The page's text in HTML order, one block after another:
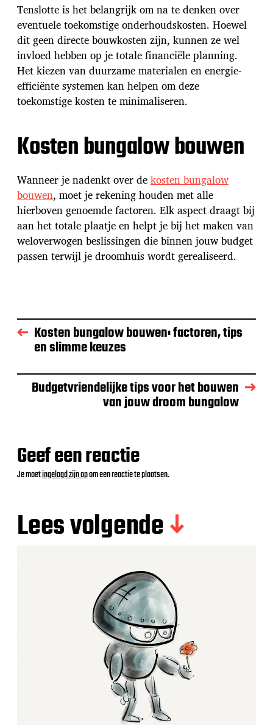
Tenslotte is het belangrijk om na te denken over
eventuele toekomstige onderhoudskosten. Hoewel
dit geen directe bouwkosten zijn, kunnen ze wel
invloed hebben op je totale financiële planning.
Het kiezen van duurzame materialen en energie-
efficiënte systemen kan helpen om deze
toekomstige kosten te minimaliseren.
Kosten bungalow bouwen
Wanneer je nadenkt over dekosten bungalow
bouwen, moet je rekening houden met alle
hierboven genoemde factoren. Elk aspect draagt bij
aan het totale plaatje en helpt je bij het maken van
weloverwogen beslissingen die binnen jouw budget
passen terwijl je droomhuis wordt gerealiseerd.
Kosten bungalow bouwen: factoren, tips
en slimme keuzes
Budgetvriendelijke tips voor het bouwen
van jouw droom bungalow
Geef een reactie
Je moetingelogd zijn opom een reactie te plaatsen.
Lees volgende